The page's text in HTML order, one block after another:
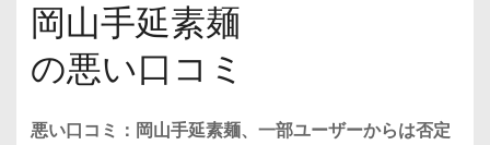
岡山手延素麺
の悪い口コミ
悪い口コミ：岡山手延素麺、一部ユーザーからは否定